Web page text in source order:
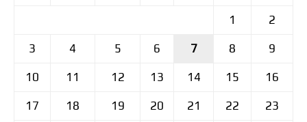
1
2
3 4 5 6 7 8 9
10 11 12 13 14 15 16
17 18 19 20 21 22 23